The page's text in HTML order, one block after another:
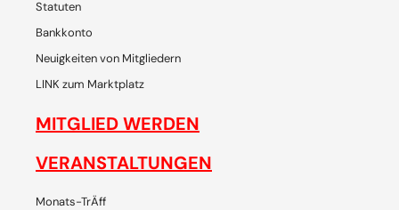
Statuten
Bankkonto
Neuigkeiten von Mitgliedern
LINK zum Marktplatz
MITGLIED WERDEN
VERANSTALTUNGEN
Monats-TrÄff